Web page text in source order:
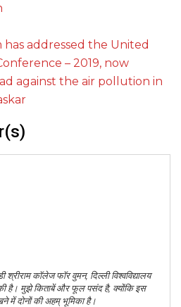
has addressed the United
– 2019, now
against the air pollution in
श्रीराम कॉलेज फॉर वुमन, दिल्ली विश्वविद्यालय
की है। मुझे किताबें और फूल पसंद है, क्योंकि इस
में दोनों की अहम् भूमिका है।